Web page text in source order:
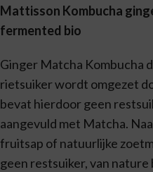
Mattisson Kombucha
fermented bio
Ginger Matcha Kombucha
rietsuiker wordt omgezet
bevat hierdoor geen
aangevuld met Matcha.
fruitsap of natuurlijke
geen restsuiker, van